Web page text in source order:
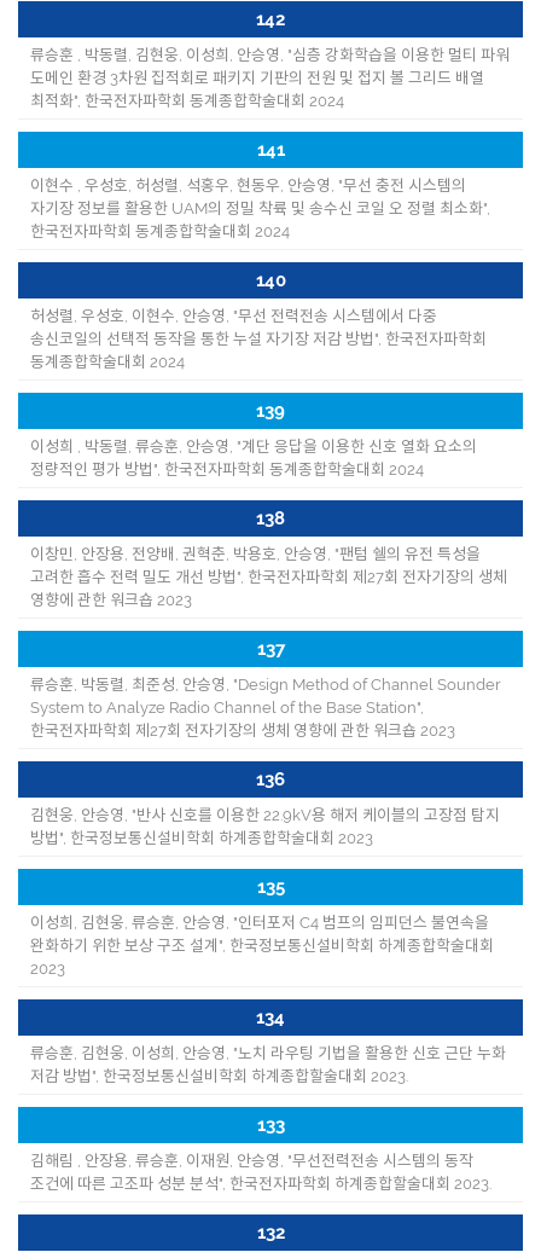
142
류승훈 , 박동렬, 김현웅, 이성희, 안승영, "심층 강화학습을 이용한 멀티 파워
도메인 환경 3차원 집적회로 패키지 기판의 전원 및 접지 볼 그리드 배열
최적화", 한국전자파학회 동계종합학술대회 2024
141
이현수 , 우성호, 허성렬, 석홍우, 현동우, 안승영, "무선 충전 시스템의
자기장 정보를 활용한 UAM의 정밀 착륙 및 송수신 코일 오 정렬 최소화",
한국전자파학회 동계종합학술대회 2024
140
허성렬, 우성호, 이현수, 안승영, "무선 전력전송 시스템에서 다중
송신코일의 선택적 동작을 통한 누설 자기장 저감 방법", 한국전자파학회
동계종합학술대회 2024
139
이성희 , 박동렬, 류승훈, 안승영, "계단 응답을 이용한 신호 열화 요소의
정량적인 평가 방법", 한국전자파학회 동계종합학술대회 2024
138
이창민, 안장용, 전양배, 권혁춘, 박용호, 안승영, "팬텀 쉘의 유전 특성을
고려한 흡수 전력 밀도 개선 방법", 한국전자파학회 제27회 전자기장의 생체
영향에 관한 워크숍 2023
137
류승훈, 박동렬, 최준성, 안승영, "Design Method of Channel Sounder
System to Analyze Radio Channel of the Base Station",
한국전자파학회 제27회 전자기장의 생체 영향에 관한 워크숍 2023
136
김현웅, 안승영, "반사 신호를 이용한 22.9kV용 해저 케이블의 고장점 탐지
방법", 한국정보통신설비학회 하계종합학술대회 2023
135
이성희, 김현웅, 류승훈, 안승영, "인터포저 C4 범프의 임피던스 불연속을
완화하기 위한 보상 구조 설계", 한국정보통신설비학회 하계종합학술대회
2023
134
류승훈, 김현웅, 이성희, 안승영, "노치 라우팅 기법을 활용한 신호 근단 누화
저감 방법", 한국정보통신설비학회 하계종합할술대회 2023.
133
김해림 , 안장용, 류승훈, 이재원, 안승영, "무선전력전송 시스템의 동작
조건에 따른 고조파 성분 분석", 한국전자파학회 하계종합할술대회 2023.
132